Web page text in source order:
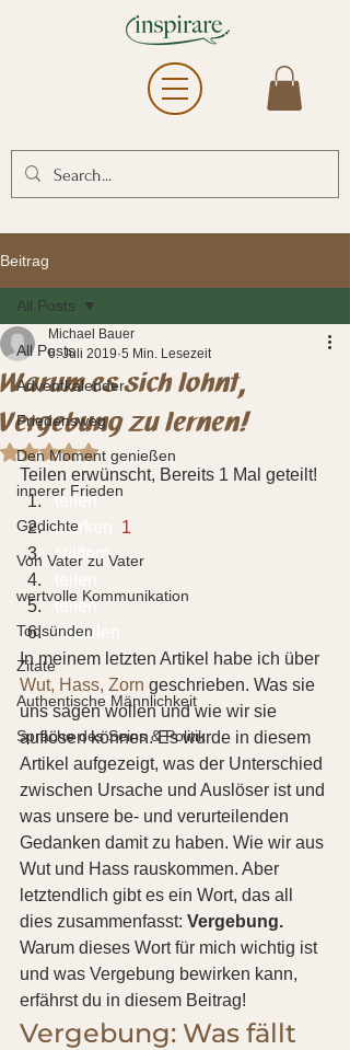
Beitrag
All Posts
Adventkalender
Friedensweg
Den Moment genießen
innerer Frieden
Gedichte
Von Vater zu Vater
wertvolle Kommunikation
Todsünden
Zitate
Authentische Männlichkeit
Sprache des Seins & Politik
All Posts
Warum es sich lohnt,
Vergebung zu lernen!
Michael Bauer
6. Juli 2019 5 Min. Lesezeit
Mit NaN von 5 Sternen bewertet.
Teilen erwünscht, Bereits 1 Mal geteilt!
teilen
merken
1
twittern
teilen
mitteilen
In meinem letzten Artikel habe ich über
Wut, Hass, Zorn geschrieben. Was sie
uns sagen wollen und wie wir sie
auflösen können. Es wurde in diesem
Artikel aufgezeigt, was der Unterschied
zwischen Ursache und Auslöser ist und
was unsere be- und verurteilenden
Gedanken damit zu haben. Wie wir aus
Wut und Hass rauskommen. Aber
letztendlich gibt es ein Wort, das all
dies zusammenfasst: Vergebung.
Warum dieses Wort für mich wichtig ist
und was Vergebung bewirken kann,
erfährst du in diesem Beitrag!
Vergebung: Was fällt